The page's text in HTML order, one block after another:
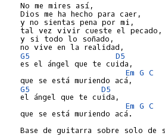
   No me mires así,
   Dios me ha hecho para caer,
   y no sientas pena por mi,
   tal vez vivir cueste el pecado,
   y si todo lo soñado,
   no vive en la realidad,
G5
D5
   es el ángel que te cuida,
Em G C
   que se está muriendo acá,
G5
D5
   el ángel que te cuida,
Em G C
   que se está muriendo acá.
Base de guitarra sobre solo de